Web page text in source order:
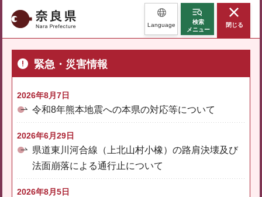
奈良県 Language
検索
メニュー
閉じる
緊急・災害情報
2026年8月7日
令和8年熊本地震への本県の対応等について
2026年6月29日
県道東川河合線（上北山村小橡）の路肩決壊及び
法面崩落による通行止について
2026年8月5日